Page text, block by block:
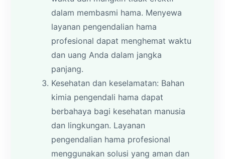
dalam membasmi hama. Menyewa
layanan pengendalian hama
profesional dapat menghemat waktu
dan uang Anda dalam jangka
panjang.
Kesehatan dan keselamatan: Bahan
kimia pengendali hama dapat
berbahaya bagi kesehatan manusia
dan lingkungan. Layanan
pengendalian hama profesional
menggunakan solusi yang aman dan